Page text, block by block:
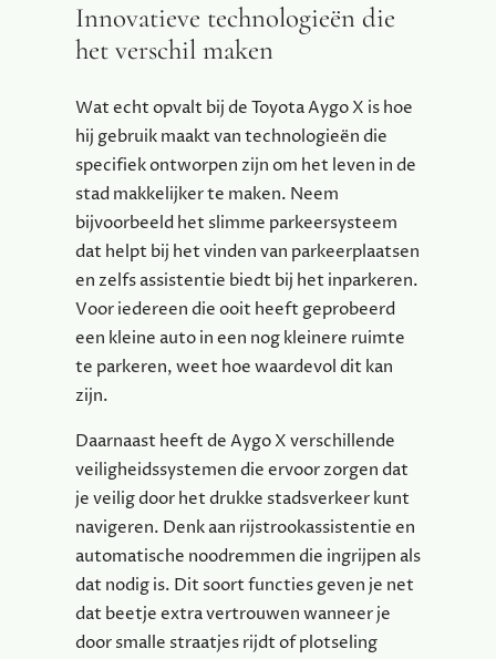
Innovatieve technologieën die
het verschil maken
Wat echt opvalt bij de Toyota Aygo X is hoe
hij gebruik maakt van technologieën die
specifiek ontworpen zijn om het leven in de
stad makkelijker te maken. Neem
bijvoorbeeld het slimme parkeersysteem
dat helpt bij het vinden van parkeerplaatsen
en zelfs assistentie biedt bij het inparkeren.
Voor iedereen die ooit heeft geprobeerd
een kleine auto in een nog kleinere ruimte
te parkeren, weet hoe waardevol dit kan
zijn.
Daarnaast heeft de Aygo X verschillende
veiligheidssystemen die ervoor zorgen dat
je veilig door het drukke stadsverkeer kunt
navigeren. Denk aan rijstrookassistentie en
automatische noodremmen die ingrijpen als
dat nodig is. Dit soort functies geven je net
dat beetje extra vertrouwen wanneer je
door smalle straatjes rijdt of plotseling